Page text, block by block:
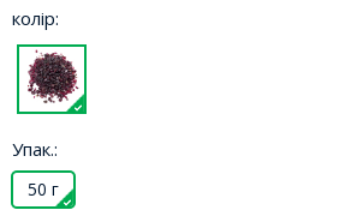
колір:
Упак.:
50 г